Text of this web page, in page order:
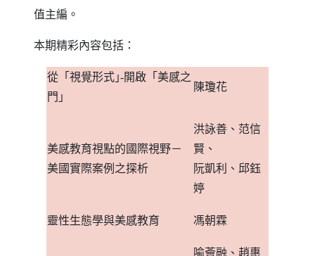
值主編。
本期精彩內容包括：
從「視覺形式｣-開啟「美感之
門｣
陳瓊花
美感教育視點的國際視野－
美國實際案例之探析
洪詠善、范信
賢、
阮凱利、邱鈺
婷
靈性生態學與美感教育 馮朝霖
喻薈融、趙惠